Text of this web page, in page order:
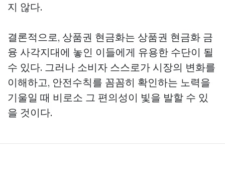
지 않다.
결론적으로, 상품권 현금화는 상품권 현금화 금
융 사각지대에 놓인 이들에게 유용한 수단이 될
수 있다. 그러나 소비자 스스로가 시장의 변화를
이해하고, 안전수칙를 꼼꼼히 확인하는 노력을
기울일 때 비로소 그 편의성이 빛을 발할 수 있
을 것이다.